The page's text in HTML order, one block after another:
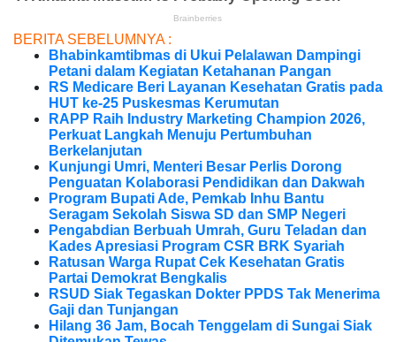
BERITA SEBELUMNYA :
Bhabinkamtibmas di Ukui Pelalawan Dampingi
Petani dalam Kegiatan Ketahanan Pangan
RS Medicare Beri Layanan Kesehatan Gratis pada
HUT ke-25 Puskesmas Kerumutan
RAPP Raih Industry Marketing Champion 2026,
Perkuat Langkah Menuju Pertumbuhan
Berkelanjutan
Kunjungi Umri, Menteri Besar Perlis Dorong
Penguatan Kolaborasi Pendidikan dan Dakwah
Program Bupati Ade, Pemkab Inhu Bantu
Seragam Sekolah Siswa SD dan SMP Negeri
Pengabdian Berbuah Umrah, Guru Teladan dan
Kades Apresiasi Program CSR BRK Syariah
Ratusan Warga Rupat Cek Kesehatan Gratis
Partai Demokrat Bengkalis
RSUD Siak Tegaskan Dokter PPDS Tak Menerima
Gaji dan Tunjangan
Hilang 36 Jam, Bocah Tenggelam di Sungai Siak